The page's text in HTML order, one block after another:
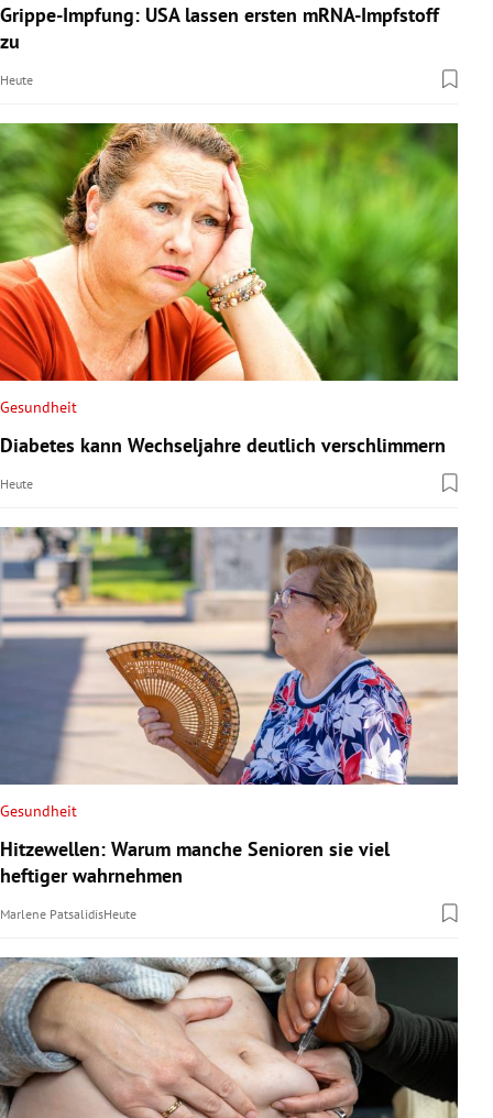
Grippe-Impfung: USA lassen ersten mRNA-Impfstoff
zu
Heute
Gesundheit
Diabetes kann Wechseljahre deutlich verschlimmern
Heute
Gesundheit
Hitzewellen: Warum manche Senioren sie viel
heftiger wahrnehmen
Marlene PatsalidisHeute